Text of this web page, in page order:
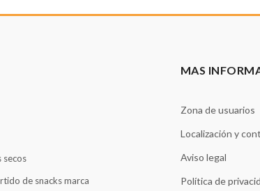
secos
de snacks marca
MAS
Zona de usuarios
Localización y
Aviso legal
Política de